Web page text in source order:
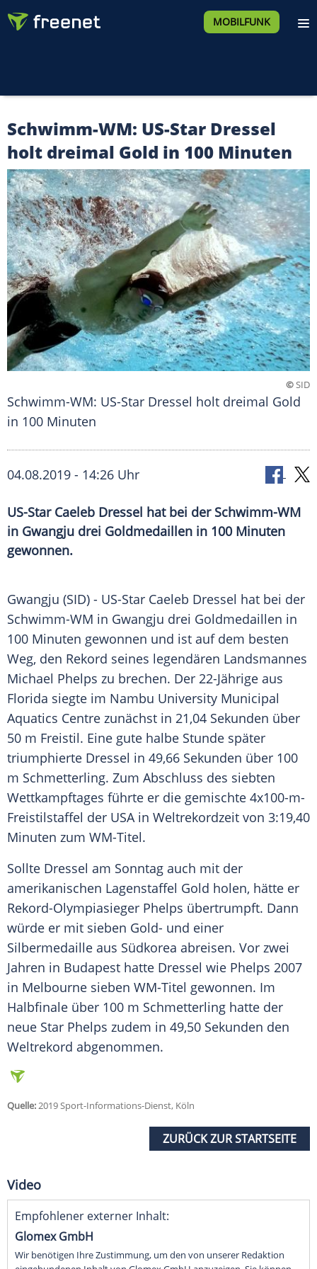
MOBILFUNK
Schwimm-WM: US-Star Dressel
holt dreimal Gold in 100 Minuten
©SID
Schwimm-WM: US-Star Dressel holt dreimal Gold
in 100 Minuten
04.08.2019 - 14:26 Uhr
US-Star Caeleb Dressel hat bei der Schwimm-WM
in Gwangju drei Goldmedaillen in 100 Minuten
gewonnen.
Gwangju (SID) - US-Star Caeleb Dressel hat bei der
Schwimm-WM in Gwangju drei Goldmedaillen in
100 Minuten gewonnen und ist auf dem besten
Weg, den Rekord seines legendären Landsmannes
Michael Phelps zu brechen. Der 22-Jährige aus
Florida siegte im Nambu University Municipal
Aquatics Centre zunächst in 21,04 Sekunden über
50 m Freistil. Eine gute halbe Stunde später
triumphierte Dressel in 49,66 Sekunden über 100
m Schmetterling. Zum Abschluss des siebten
Wettkampftages führte er die gemischte 4x100-m-
Freistilstaffel der USA in Weltrekordzeit von 3:19,40
Minuten zum WM-Titel.
Sollte Dressel am Sonntag auch mit der
amerikanischen Lagenstaffel Gold holen, hätte er
Rekord-Olympiasieger Phelps übertrumpft. Dann
würde er mit sieben Gold- und einer
Silbermedaille aus Südkorea abreisen. Vor zwei
Jahren in Budapest hatte Dressel wie Phelps 2007
in Melbourne sieben WM-Titel gewonnen. Im
Halbfinale über 100 m Schmetterling hatte der
neue Star Phelps zudem in 49,50 Sekunden den
Weltrekord abgenommen.
Quelle:2019 Sport-Informations-Dienst, Köln
ZURÜCK ZUR STARTSEITE
Video
Empfohlener externer Inhalt:
Glomex GmbH
Wir benötigen Ihre Zustimmung, um den von unserer Redaktion